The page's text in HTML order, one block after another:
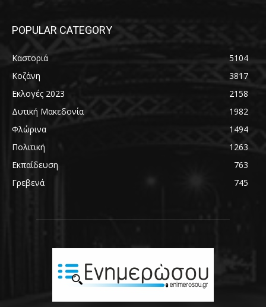
POPULAR CATEGORY
Καστοριά
5104
Κοζάνη
3817
Εκλογές 2023
2158
Δυτική Μακεδονία
1982
Φλώρινα
1494
Πολιτική
1263
Εκπαίδευση
763
Γρεβενά
745